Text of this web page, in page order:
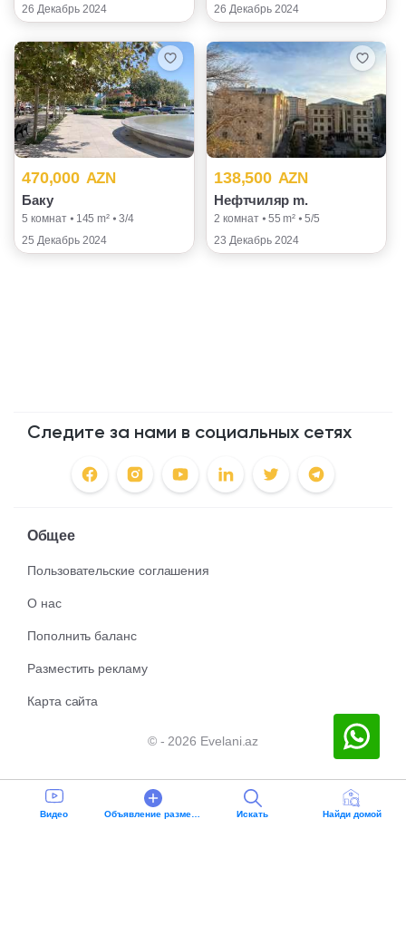
26 Декабрь 2024
26 Декабрь 2024
470,000 AZN
Баку
5 комнат ⦁ 145 m² ⦁ 3/4
25 Декабрь 2024
138,500 AZN
Нефтчиляр m.
2 комнат ⦁ 55 m² ⦁ 5/5
23 Декабрь 2024
Видео Oбъявление разместить Искать Найди домой
Следите за нами в социальных сетях
Общее
Пользовательские соглашения
О нас
Пополнить баланс
Разместить рекламу
Карта сайта
© - 2026 Evelani.az